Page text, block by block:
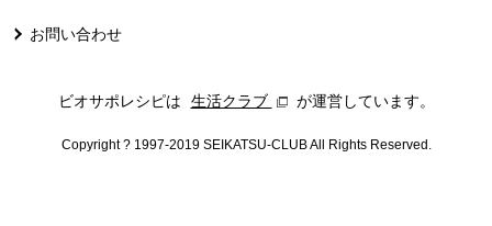
お問い合わせ
ビオサポレシピは 生活クラブ 別のウィンドウで開きます。
が運営しています。
Copyright ? 1997-2019 SEIKATSU-CLUB All Rights Reserved.